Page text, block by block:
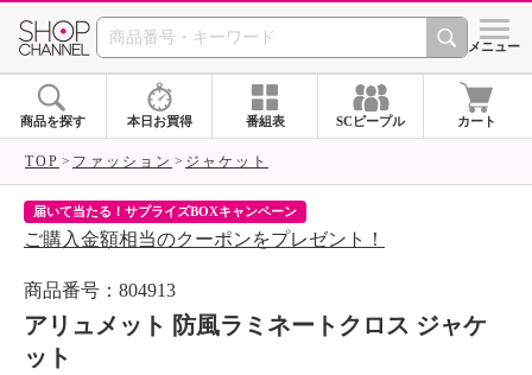
SHOP CHANNEL シメニュー
商品を探す 本日お買得 番組表 SCピープル カート
TOP ファッション ジャケット
届いて当たる！サプライズBOXキャンペーン
ご購入金額相当のクーポンをプレゼント！
商品番号：804913
アリュメット 防風ラミネートクロス ジャケ
ット